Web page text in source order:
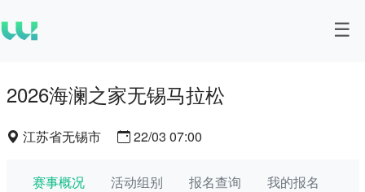
2026海澜之家无锡马拉松
江苏省无锡市 22/03 07:00
赛事概况 活动组别 报名查询 我的报名